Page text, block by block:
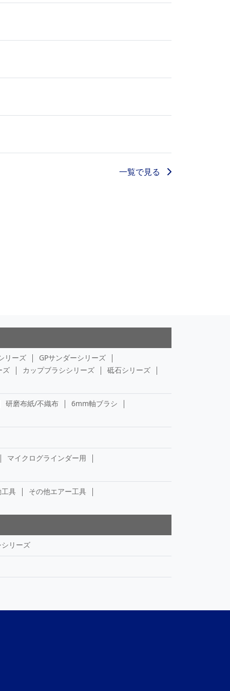
一覧で見る
リーズ
GPサンダーシリーズ
ズ カップブラシシリーズ
砥石シリーズ
研磨布紙/不織布
6mm軸ブラシ
マイクログラインダー用
具
その他エアー工具
リーズ